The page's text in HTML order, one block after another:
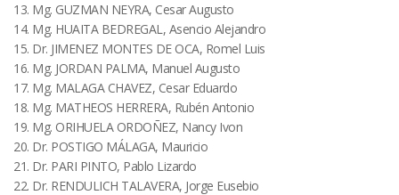
13. Mg. GUZMAN NEYRA, Cesar Augusto
14. Mg. HUAITA BEDREGAL, Asencio Alejandro
15. Dr. JIMENEZ MONTES DE OCA, Romel Luis
16. Mg. JORDAN PALMA, Manuel Augusto
17. Mg. MALAGA CHAVEZ, Cesar Eduardo
18. Mg. MATHEOS HERRERA, Rubén Antonio
19. Mg. ORIHUELA ORDOÑEZ, Nancy Ivon
20. Dr. POSTIGO MÁLAGA, Mauricio
21. Dr. PARI PINTO, Pablo Lizardo
22. Dr. RENDULICH TALAVERA, Jorge Eusebio